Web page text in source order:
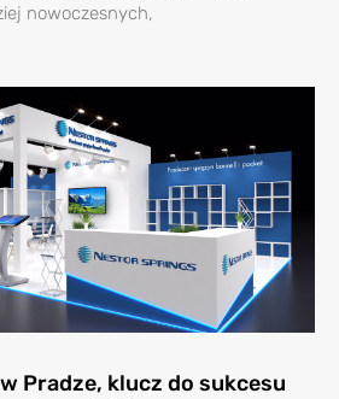
nowoczesnych,
Pradze, klucz do sukcesu